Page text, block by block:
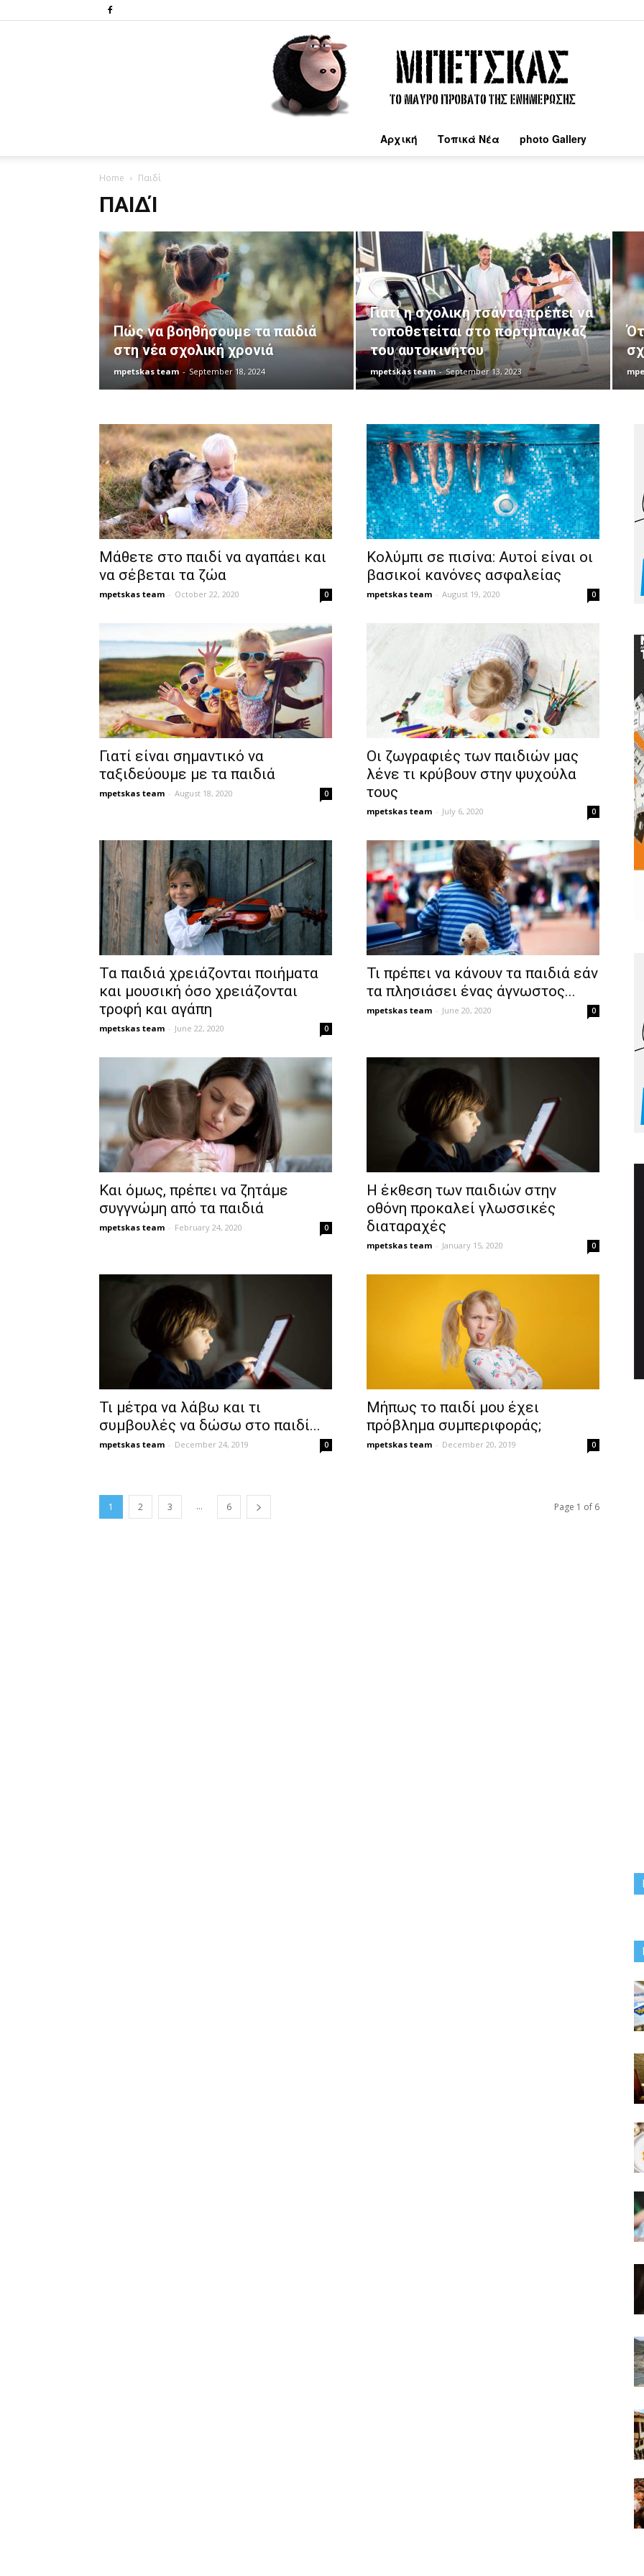
Αρχική Τοπικά Νέα photo Gallery
Home Παιδί
ΠΑΙΔΊ
Πώς να βοηθήσουμε τα παιδιά
στη νέα σχολική χρονιά
mpetskas team - September 18, 2024
Γιατί η σχολική τσάντα πρέπει να
τοποθετείται στο πορτμπαγκάζ
του αυτοκινήτου
mpetskas team - September 13, 2023
Μάθετε στο παιδί να αγαπάει και
να σέβεται τα ζώα
mpetskas team - October 22, 2020 0
Κολύμπι σε πισίνα: Αυτοί είναι οι
βασικοί κανόνες ασφαλείας
mpetskas team - August 19, 2020 0
Γιατί είναι σημαντικό να
ταξιδεύουμε με τα παιδιά
mpetskas team - August 18, 2020 0
Οι ζωγραφιές των παιδιών μας
λένε τι κρύβουν στην ψυχούλα
τους
mpetskas team - July 6, 2020 0
Τα παιδιά χρειάζονται ποιήματα
και μουσική όσο χρειάζονται
τροφή και αγάπη
mpetskas team - June 22, 2020 0
Τι πρέπει να κάνουν τα παιδιά εάν
τα πλησιάσει ένας άγνωστος...
mpetskas team - June 20, 2020 0
Και όμως, πρέπει να ζητάμε
συγγνώμη από τα παιδιά
mpetskas team - February 24, 2020 0
Η έκθεση των παιδιών στην
οθόνη προκαλεί γλωσσικές
διαταραχές
mpetskas team - January 15, 2020 0
Τι μέτρα να λάβω και τι
συμβουλές να δώσω στο παιδί...
mpetskas team - December 24, 2019 0
Μήπως το παιδί μου έχει
πρόβλημα συμπεριφοράς;
mpetskas team - December 20, 2019 0
1 2 3 ... 6 Page 1 of 6